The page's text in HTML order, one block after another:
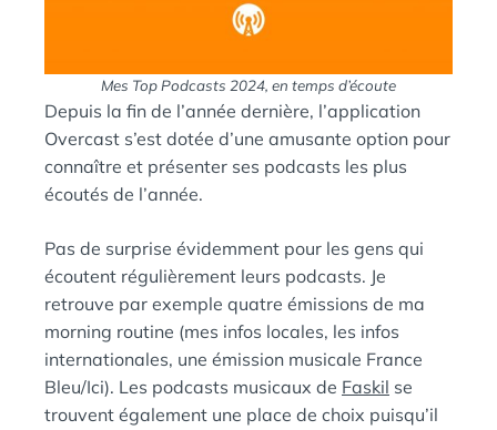
Mes Top Podcasts 2024, en temps d’écoute
Depuis la fin de l’année dernière, l’application
Overcast s’est dotée d’une amusante option pour
connaître et présenter ses podcasts les plus
écoutés de l’année.
Pas de surprise évidemment pour les gens qui
écoutent régulièrement leurs podcasts. Je
retrouve par exemple quatre émissions de ma
morning routine (mes infos locales, les infos
internationales, une émission musicale France
Bleu/Ici). Les podcasts musicaux de Faskil se
trouvent également une place de choix puisqu’il